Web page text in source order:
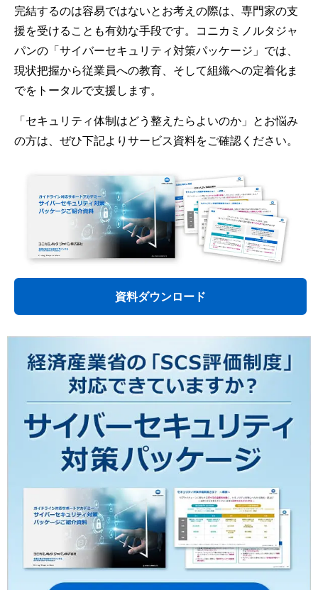
完結するのは容易ではないとお考えの際は、専門家の支
援を受けることも有効な手段です。コニカミノルタジャ
パンの「サイバーセキュリティ対策パッケージ」では、
現状把握から従業員への教育、そして組織への定着化ま
でをトータルで支援します。
「セキュリティ体制はどう整えたらよいのか」とお悩み
の方は、ぜひ下記よりサービス資料をご確認ください。
資料ダウンロード